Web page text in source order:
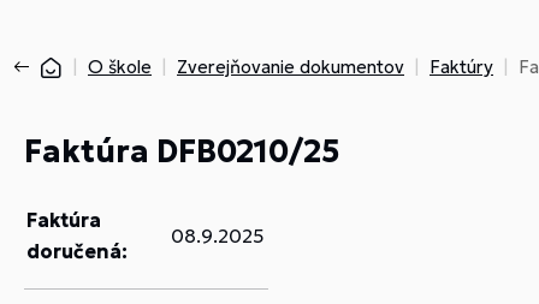
O škole Zverejňovanie dokumentov Faktúry
Faktúra DFB0210/25
Faktúra
doručená:
08.9.2025